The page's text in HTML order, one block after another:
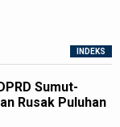
INDEKS
Sumut-
Rusak Puluhan